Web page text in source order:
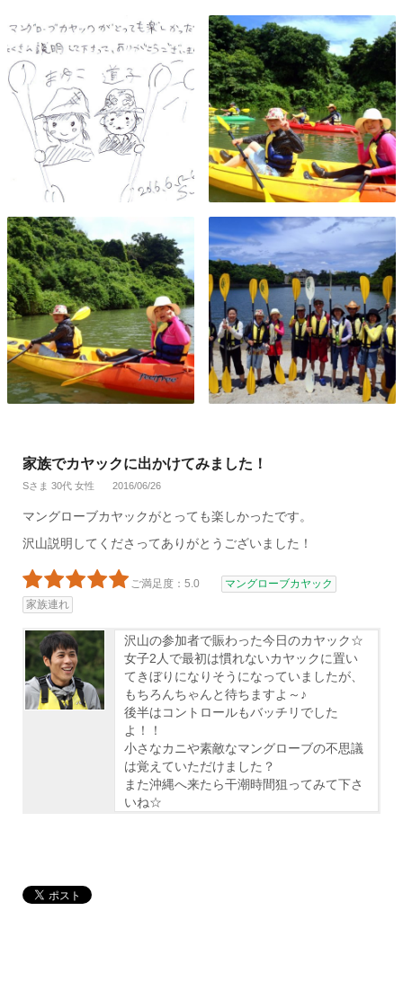
家族でカヤックに出かけてみました！
Sさま 30代 女性 2016/06/26
マングローブカヤックがとっても楽しかったです。
沢山説明してくださってありがとうございました！
ご満足度：5.0
マングローブカヤック
家族連れ
沢山の参加者で賑わった今日のカヤック☆
女子2人で最初は慣れないカヤックに置い
てきぼりになりそうになっていましたが、
もちろんちゃんと待ちますよ～♪
後半はコントロールもバッチリでした
よ！！
小さなカニや素敵なマングローブの不思議
は覚えていただけました？
また沖縄へ来たら干潮時間狙ってみて下さ
いね☆